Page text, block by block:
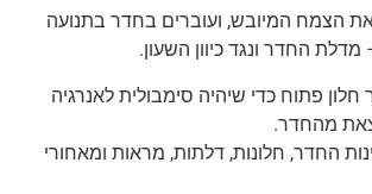
הצמח המיובש, ועוברים בחדר בתנועה
החדר ונגד כיוון השעון.
חלון פתוח כדי שיהיה סימבולית לאנרגיה
מהחדר.
החדר, חלונות, דלתות, מראות ומאחורי